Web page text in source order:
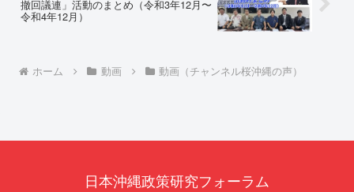
撤回議連」活動のまとめ（令和3年12月〜
令和4年12月）
ホーム 動画 動画（チャンネル桜沖縄の声）
日本沖縄政策研究フォーラム